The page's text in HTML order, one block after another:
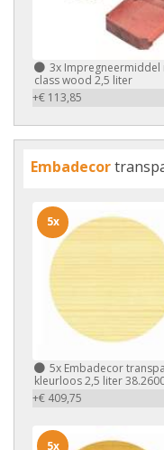
3x Impregneermiddel
class wood 2,5 liter
+€ 113,85
Embadecor
5x Embadecor
kleurloos 2,5 liter
+€ 409,75
5x
5x